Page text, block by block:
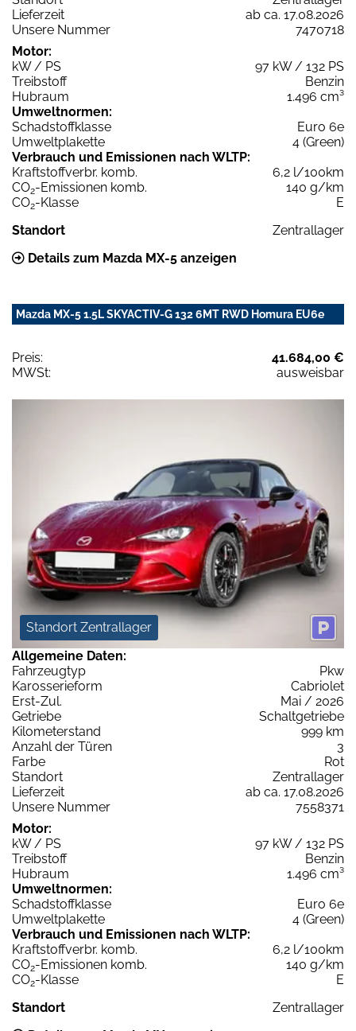
Lieferzeit
ab ca. 17.08.2026
Unsere Nummer
7470718
Motor:
kW / PS
97 kW / 132 PS
Treibstoff
Benzin
Hubraum
1.496 cm³
Umweltnormen:
Schadstoffklasse
Euro 6e
Umweltplakette
4 (Green)
Verbrauch und Emissionen nach WLTP:
Kraftstoffverbr. komb.
6,2 l/100km
CO2-Emissionen komb.
140 g/km
CO2-Klasse
E
Standort
Zentrallager
Details zum Mazda MX-5 anzeigen
Mazda MX-5 1.5L SKYACTIV-G 132 6MT RWD Homura EU6e
Preis:
41.684,00 €
MWSt:
ausweisbar
Standort Zentrallager
Allgemeine Daten:
Fahrzeugtyp
Pkw
Karosserieform
Cabriolet
Erst-Zul.
Mai / 2026
Getriebe
Schaltgetriebe
Kilometerstand
999 km
Anzahl der Türen
3
Farbe
Rot
Standort
Zentrallager
Lieferzeit
ab ca. 17.08.2026
Unsere Nummer
7558371
Motor:
kW / PS
97 kW / 132 PS
Treibstoff
Benzin
Hubraum
1.496 cm³
Umweltnormen:
Schadstoffklasse
Euro 6e
Umweltplakette
4 (Green)
Verbrauch und Emissionen nach WLTP:
Kraftstoffverbr. komb.
6,2 l/100km
CO2-Emissionen komb.
140 g/km
CO2-Klasse
E
Standort
Zentrallager